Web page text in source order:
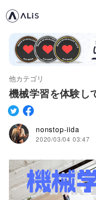
他カテゴリ
機械学習を体験し
nonstop-iida
2020/03/04 03:47